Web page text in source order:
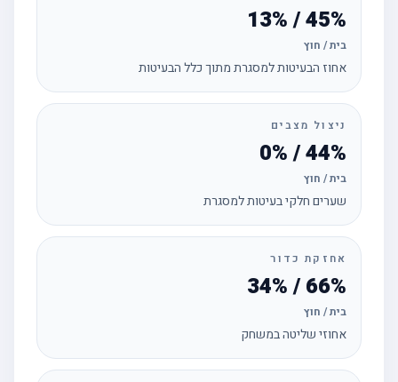
45% / 13%
בית / חוץ
אחוז הבעיטות למסגרת מתוך כלל הבעיטות
ניצול מצבים
44% / 0%
בית / חוץ
שערים חלקי בעיטות למסגרת
אחזקת כדור
66% / 34%
בית / חוץ
אחוזי שליטה במשחק